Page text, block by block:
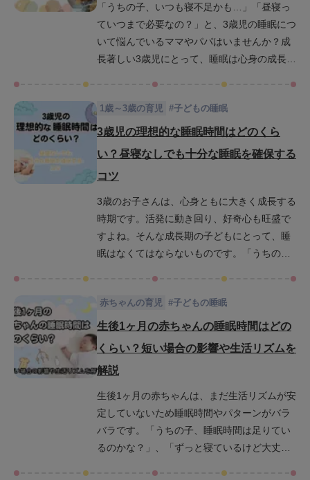
「うちの子、いつも寝不足かも…」「昼寝っ
ていつまで必要なの？」と、3歳児の睡眠につ
いて悩んでいるママやパパはいませんか？成
長著しい3歳児にとって、睡眠は心身の成長に
リズムを整えるための具体的な方法について
詳しく解説します。睡眠不足が子どもの成長
工夫もご紹介します。この記事を読めばあな
たの悩みが解決し、お子さんの健やかな成長
をサポートできるはずです。さあ、一緒に3歳
児の睡眠について学んでいきましょう！
1歳～3歳の育児 #子どもの睡眠
3歳児の理想的な睡眠時間はどのくら
い？昼寝なしでも十分な睡眠を確保する
コツ
3歳のお子さんは、心身ともに大きく成長する
時期です。活発に動き回り、好奇心も旺盛で
すよね。そんな成長期の子どもにとって、睡
眠はなくてはならないものです。「うちの
する悩みを抱えているママやパパも多いので
はないでしょうか。この記事では、3歳児の理
間、睡眠不足が子どもに与える影響などにつ
いて解説します。睡眠に関する不安や疑問を
解消し、お子さんがぐっすり眠れるためのヒ
ントをお伝えします。お子さんの睡眠につい
て、ぜひ一緒に考えていきましょう。
赤ちゃんの育児 #子どもの睡眠
生後1ヶ月の赤ちゃんの睡眠時間はどの
くらい？短い場合の影響や生活リズムを
解説
生後1ヶ月の赤ちゃんは、まだ生活リズムが安
定していないため睡眠時間やパターンがバラ
バラです。「うちの子、睡眠時間は足りてい
るのかな？」、「ずっと寝ているけど大丈